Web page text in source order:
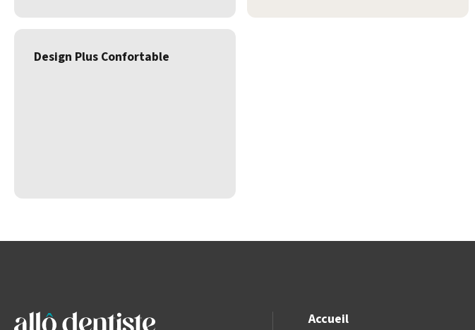
Design Plus Confortable
Accueil